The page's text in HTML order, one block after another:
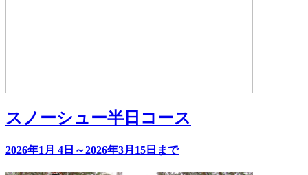
スノーシュー半日コース
2026年1月 4日～2026年3月15日まで